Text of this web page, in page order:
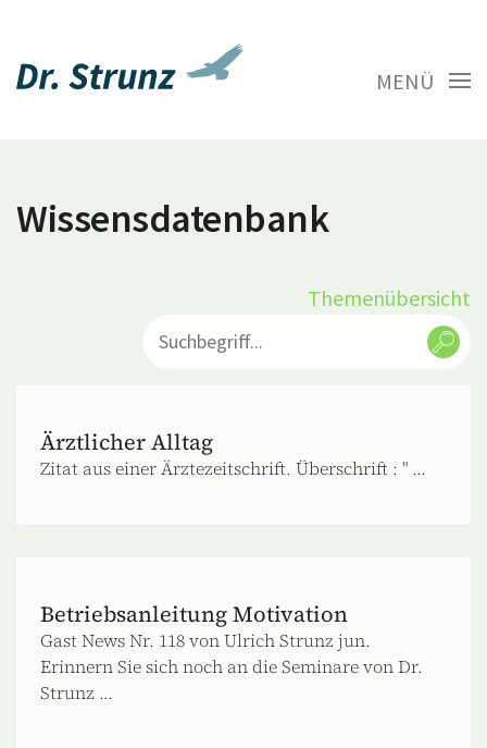
MENÜ
Wissensdatenbank
Themenübersicht
Ärztlicher Alltag
Zitat aus einer Ärztezeitschrift. Überschrift : " ...
Betriebsanleitung Motivation
Gast News Nr. 118 von Ulrich Strunz jun.
Erinnern Sie sich noch an die Seminare von Dr.
Strunz ...